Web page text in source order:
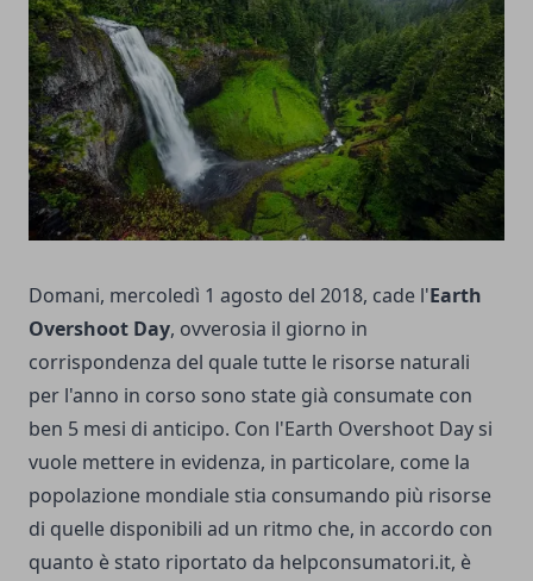
Domani, mercoledì 1 agosto del 2018, cade l'Earth
Overshoot Day, ovverosia il giorno in
corrispondenza del quale tutte le risorse naturali
per l'anno in corso sono state già consumate con
ben 5 mesi di anticipo. Con l'Earth Overshoot Day si
vuole mettere in evidenza, in particolare, come la
popolazione mondiale stia consumando più risorse
di quelle disponibili ad un ritmo che, in accordo con
quanto è stato riportato da helpconsumatori.it, è